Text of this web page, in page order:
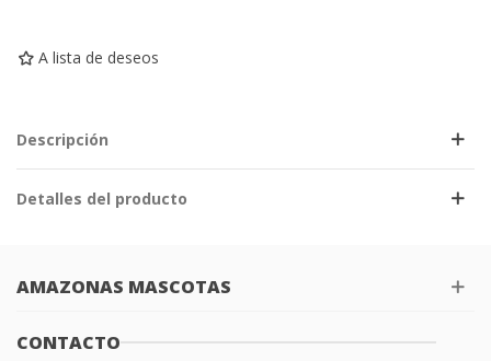
A lista de deseos
Descripción
Detalles del producto
AMAZONAS MASCOTAS
CONTACTO